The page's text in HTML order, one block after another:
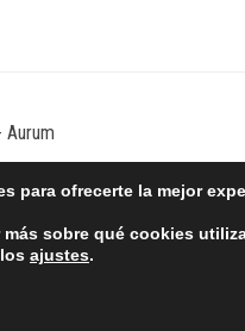
para ofrecerte la mejor
más sobre qué cookies
ajustes.